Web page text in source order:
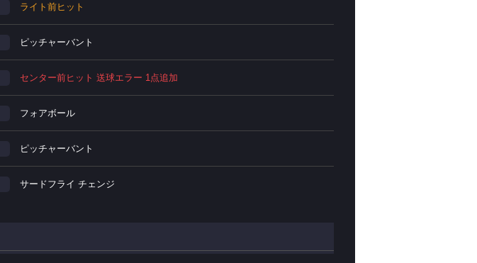
ライト前ヒット
ピッチャーバント
センター前ヒット 送球エラー 1点追加
フォアボール
ピッチャーバント
サードフライ チェンジ